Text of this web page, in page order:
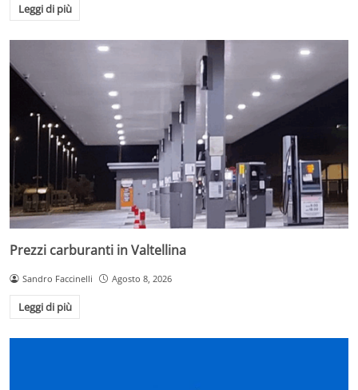
Leggi di più
Prezzi carburanti in Valtellina
Sandro Faccinelli Agosto 8, 2026
Leggi di più